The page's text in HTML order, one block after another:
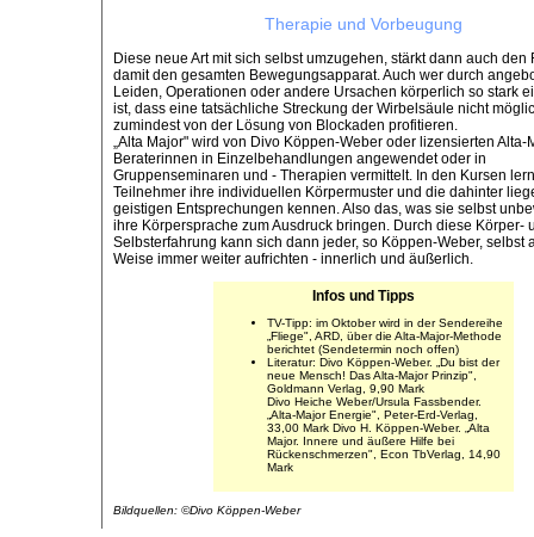
Therapie und Vorbeugung
Diese neue Art mit sich selbst umzugehen, stärkt dann auch den
damit den gesamten Bewegungsapparat. Auch wer durch
Leiden, Operationen oder andere Ursachen körperlich so stark
ist, dass eine tatsächliche Streckung der Wirbelsäule nicht
zumindest von der Lösung von Blockaden profitieren.
„Alta Major" wird von Divo Köppen-Weber oder lizensierten Alta-
Beraterinnen in Einzelbehandlungen angewendet oder in
Gruppenseminaren und - Therapien vermittelt. In den Kursen
Teilnehmer ihre individuellen Körpermuster und die dahinter
geistigen Entsprechungen kennen. Also das, was sie selbst
ihre Körpersprache zum Ausdruck bringen. Durch diese Körper-
Selbsterfahrung kann sich dann jeder, so Köppen-Weber, selbst
Weise immer weiter aufrichten - innerlich und äußerlich.
Infos und Tipps
TV-Tipp: im Oktober wird in der Sendereihe
„Fliege", ARD, über die Alta-Major-Methode
berichtet (Sendetermin noch offen)
Literatur: Divo Köppen-Weber. „Du bist der
neue Mensch! Das Alta-Major Prinzip",
Goldmann Verlag, 9,90 Mark
Divo Heiche Weber/Ursula Fassbender.
„Alta-Major Energie", Peter-Erd-Verlag,
33,00 Mark Divo H. Köppen-Weber. „Alta
Major. Innere und äußere Hilfe bei
Rückenschmerzen", Econ TbVerlag, 14,90
Mark
Bildquellen: ©Divo Köppen-Weber